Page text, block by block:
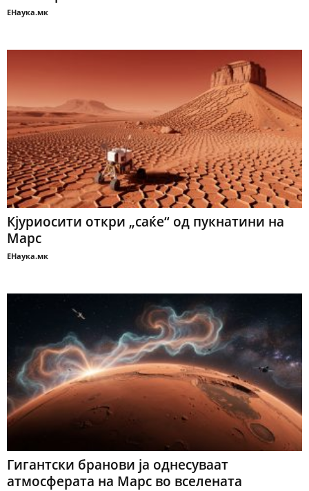
ЕНаука.мк
Кјуриосити откри „саќе“ од пукнатини на
Марс
ЕНаука.мк
Гигантски бранови ја однесуваат
атмосферата на Марс во вселената